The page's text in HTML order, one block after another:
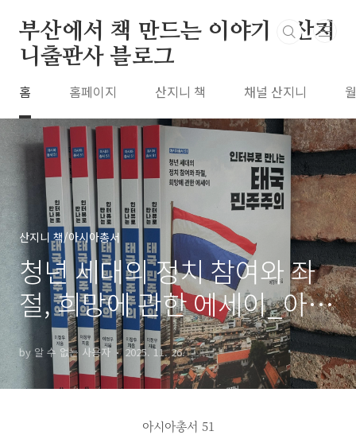
부산에서 책 만드는 이야기 : 산지
니출판사 블로그
홈 홈페이지 산지니 책 채널 산지니
산지니 책/아시아총서
청년 세대의 정치 참여와 좌
절, 희망에 관한 에세이_아시
아총서 51 『인터뷰로 만나
는 태국 민주주의』 :: 책 소
개
by 알 수 없는 사용자 2025. 11. 26.
아시아총서 51